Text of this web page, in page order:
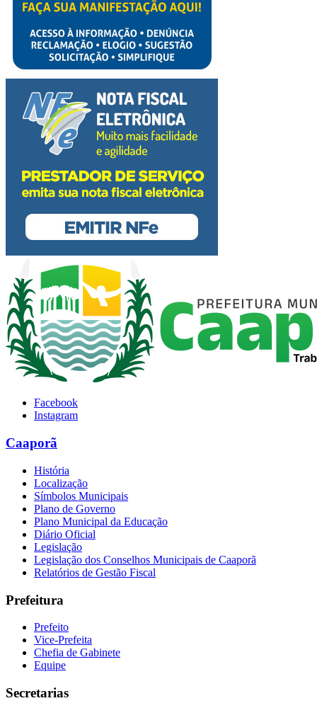
Facebook
Instagram
Caaporã
História
Localização
Símbolos Municipais
Plano de Governo
Plano Municipal da Educação
Diário Oficial
Legislação
Legislação dos Conselhos Municipais de Caaporã
Relatórios de Gestão Fiscal
Prefeitura
Prefeito
Vice-Prefeita
Chefia de Gabinete
Equipe
Secretarias